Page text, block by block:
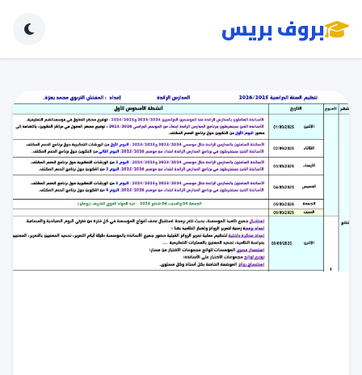
بروف بريس